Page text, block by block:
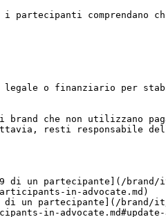
i partecipanti
o finanziario per
che non utilizzano
resti responsabile
partecipante](/brand/it/
in-advocate.md)
partecipante](/brand/it/
in-